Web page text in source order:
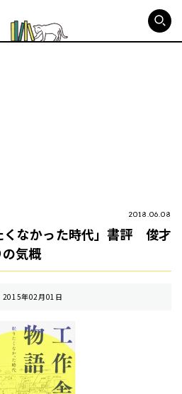
2018.06.08
くなかった時代」書評 俊才
気概
2015年02月01日